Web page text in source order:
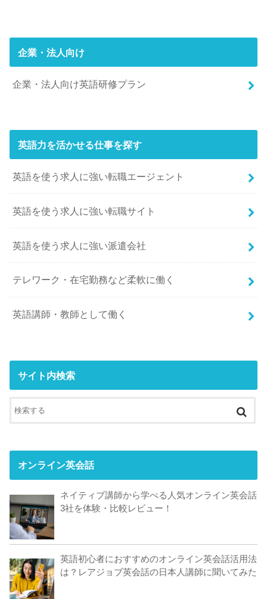
企業・法人向け
企業・法人向け英語研修プラン
英語力を活かせる仕事を探す
英語を使う求人に強い転職エージェント
英語を使う求人に強い転職サイト
英語を使う求人に強い派遣会社
テレワーク・在宅勤務など柔軟に働く
英語講師・教師として働く
サイト内検索
オンライン英会話
ネイティブ講師から学べる人気オンライン英会話
3社を体験・比較レビュー！
英語初心者におすすめのオンライン英会話活用法
は？レアジョブ英会話の日本人講師に聞いてみた